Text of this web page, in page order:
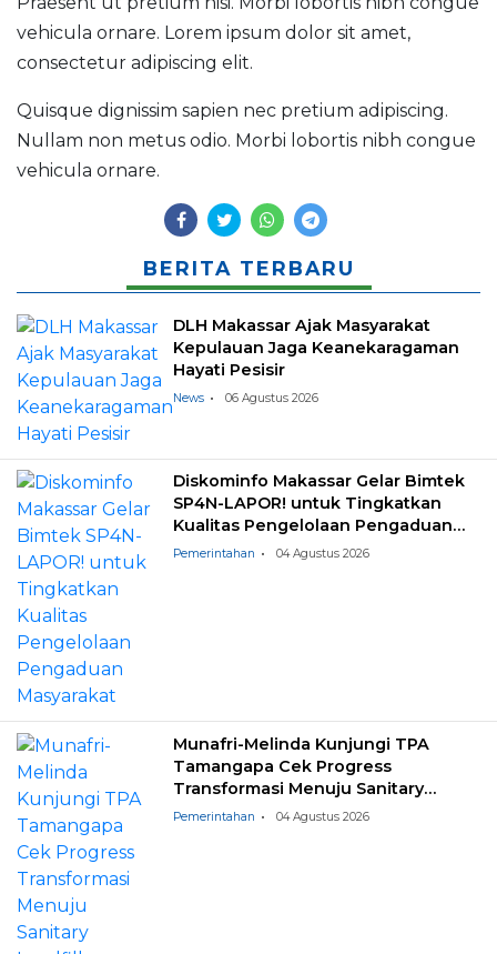
vehicula ornare. Lorem ipsum dolor sit amet,
consectetur adipiscing elit.
Quisque dignissim sapien nec pretium adipiscing.
Nullam non metus odio. Morbi lobortis nibh congue
vehicula ornare.
BERITA TERBARU
DLH Makassar Ajak Masyarakat
Kepulauan Jaga Keanekaragaman
Hayati Pesisir
News 06 Agustus 2026
Diskominfo Makassar Gelar Bimtek
SP4N-LAPOR! untuk Tingkatkan
Kualitas Pengelolaan Pengaduan
Masyarakat
Pemerintahan 04 Agustus 2026
Munafri-Melinda Kunjungi TPA
Tamangapa Cek Progress
Transformasi Menuju Sanitary
Landfill
Pemerintahan 04 Agustus 2026